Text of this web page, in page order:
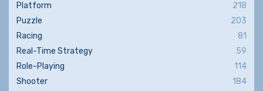
Platform
218
Puzzle
203
Racing
81
Real-Time Strategy
59
Role-Playing
114
Shooter
184